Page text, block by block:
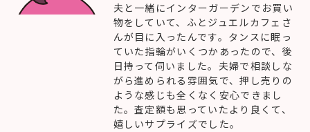
夫と一緒にインターガーデンでお買い
物をしていて、ふとジュエルカフェさ
んが目に入ったんです。タンスに眠っ
ていた指輪がいくつかあったので、後
日持って伺いました。夫婦で相談しな
がら進められる雰囲気で、押し売りの
ような感じも全くなく安心できまし
た。査定額も思っていたより良くて、
嬉しいサプライズでした。